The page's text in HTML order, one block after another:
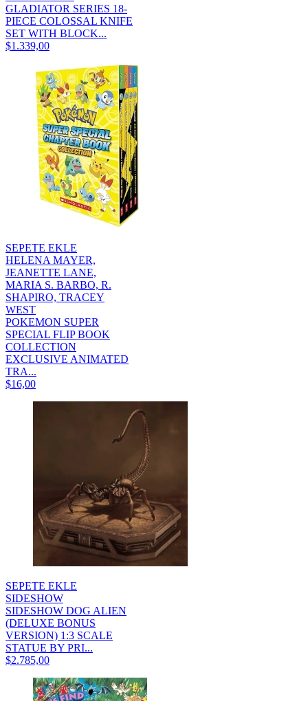
GLADIATOR SERIES 18-
PIECE COLOSSAL KNIFE
SET WITH BLOCK...
$1.339,00
SEPETE EKLE
HELENA MAYER,
JEANETTE LANE,
MARIA S. BARBO, R.
SHAPIRO, TRACEY
WEST
POKEMON SUPER
SPECIAL FLIP BOOK
COLLECTION
EXCLUSIVE ANIMATED
TRA...
$16,00
SEPETE EKLE
SIDESHOW
SIDESHOW DOG ALIEN
(DELUXE BONUS
VERSION) 1:3 SCALE
STATUE BY PRI...
$2.785,00